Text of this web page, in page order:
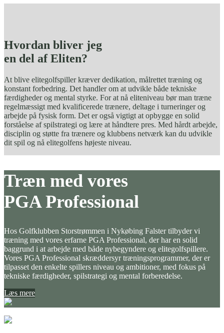
Hvordan bliver jeg
en del af Eliten?
At blive elitegolfspiller kræver dedikation, målrettet træning og
konstant forbedring. Det handler om at udvikle både tekniske
færdigheder og mental styrke. For at nå eliteniveau bør man træne
regelmæssigt med kvalificerede trænere, deltage i turneringer og
arbejde på fysisk form. Det er også vigtigt at opbygge en solid
forståelse af spilstrategi og lære at håndtere pres. Med hårdt arbejde,
disciplin og støtte fra trænere og klubbens netværk kan du udvikle
dit spil og nå elitegolfens højeste niveau.
Træn med vores
PGA Professional
Hos Golfklubben Storstrømmen i Nykøbing Falster tilbyder vi
træning med vores erfarne PGA Professional, der har en solid
baggrund i at arbejde med både nybegyndere og elitegolfspillere.
Vores PGA Professional skræddersyr træningsprogrammer, der er
tilpasset den enkelte spillers niveau og ambitioner, med fokus på
tekniske færdigheder, spilstrategi og mental forberedelse.
Læs mere